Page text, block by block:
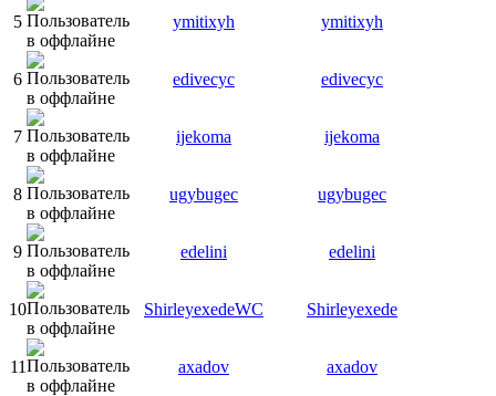
5 ymitixyh ymitixyh
6 edivecyc edivecyc
7 ijekoma ijekoma
8 ugybugec ugybugec
9 edelini edelini
10 ShirleyexedeWC Shirleyexede
11 axadov axadov